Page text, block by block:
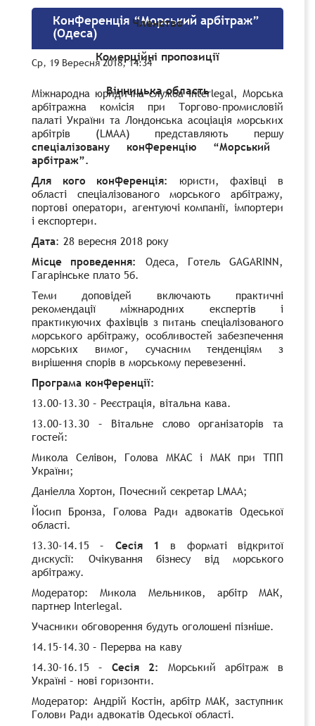
Членство
Комерційні пропозиції
Вінницька область
Конференція “Морський арбітраж”
(Одеса)
Ср, 19 Вересня 2018, 14:34
Міжнародна юридична служба Interlegal, Морська
арбітражна комісія при Торгово-промисловій
палаті України та Лондонська асоціація морських
арбітрів (LMAA) представляють першу
спеціалізовану конференцію “Морський
арбітраж”.
Для кого конференція:
юристи, фахівці в
області спеціалізованого морського арбітражу,
портові оператори, агентуючі компанії, імпортери
і експортери.
Дата: 28 вересня 2018 року
Місце проведення:
Одеса, Готель GAGARINN,
Гагарінське плато 5б.
Теми доповідей включають практичні
рекомендації міжнародних експертів і
практикуючих фахівців з питань спеціалізованого
морського арбітражу, особливостей забезпечення
морських вимог, сучасним тенденціям з
вирішення спорів в морському перевезенні.
Програма конференції:
13.00-13.30 – Реєстрація, вітальна кава.
13.00-13.30 – Вітальне слово організаторів та
гостей:
Микола Селівон, Голова МКАС і МАК при ТПП
України;
Даніелла Хортон, Почесний секретар LMAA;
Йосип Бронза, Голова Ради адвокатів Одеської
області.
13.30-14.15 – Сесія 1
в форматі відкритої
дискусії: Очікування бізнесу від морського
арбітражу.
Модератор: Микола Мельников, арбітр МАК,
партнер Interlegal.
Учасники обговорення будуть оголошені пізніше.
14.15-14.30 – Перерва на каву
14.30-16.15 – Сесія 2: Морський арбітраж в
Україні – нові горизонти.
Модератор: Андрій Костін, арбітр МАК, заступник
Голови Ради адвокатів Одеської області.